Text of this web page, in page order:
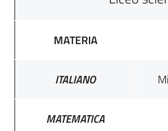
MATERIA
ITALIANO
MATEMATICA